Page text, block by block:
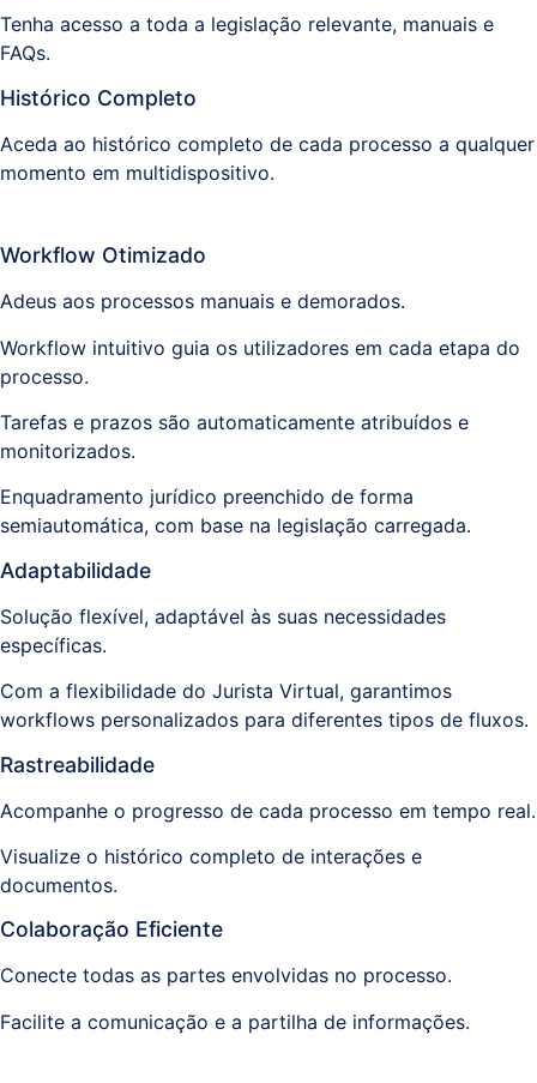
Tenha acesso a toda a legislação relevante, manuais e
FAQs.
Histórico Completo
Aceda ao histórico completo de cada processo a qualquer
momento em multidispositivo.
Workflow Otimizado
Adeus aos processos manuais e demorados.
Workflow intuitivo guia os utilizadores em cada etapa do
processo.
Tarefas e prazos são automaticamente atribuídos e
monitorizados.
Enquadramento jurídico preenchido de forma
semiautomática, com base na legislação carregada.
Adaptabilidade
Solução flexível, adaptável às suas necessidades
específicas.
Com a flexibilidade do Jurista Virtual, garantimos
workflows personalizados para diferentes tipos de fluxos.
Rastreabilidade
Acompanhe o progresso de cada processo em tempo real.
Visualize o histórico completo de interações e
documentos.
Colaboração Eficiente
Conecte todas as partes envolvidas no processo.
Facilite a comunicação e a partilha de informações.